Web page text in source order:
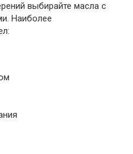
выбирайте масла с
Наиболее